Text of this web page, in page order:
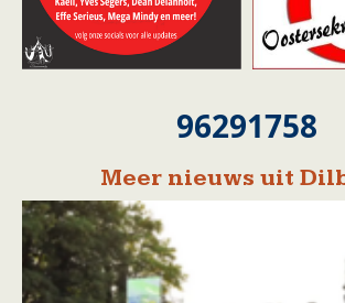
96291758
Meer nieuws uit